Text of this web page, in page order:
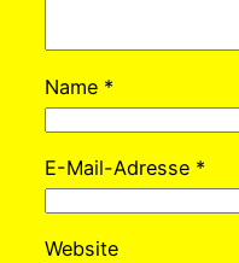
Name *
E-Mail-Adresse *
Website